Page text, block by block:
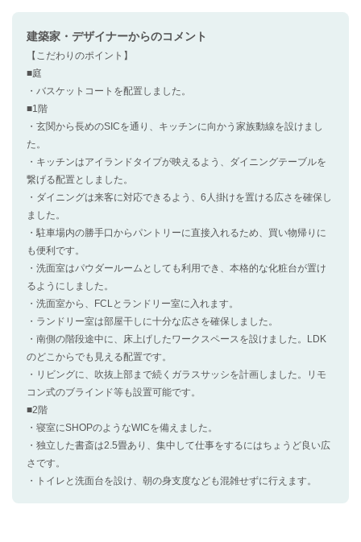
建築家・デザイナーからのコメント
【こだわりのポイント】
■庭
・バスケットコートを配置しました。
■1階
・玄関から長めのSICを通り、キッチンに向かう家族動線を設けまし
た。
・キッチンはアイランドタイプが映えるよう、ダイニングテーブルを
繋げる配置としました。
・ダイニングは来客に対応できるよう、6人掛けを置ける広さを確保し
ました。
・駐車場内の勝手口からパントリーに直接入れるため、買い物帰りに
も便利です。
・洗面室はパウダールームとしても利用でき、本格的な化粧台が置け
るようにしました。
・洗面室から、FCLとランドリー室に入れます。
・ランドリー室は部屋干しに十分な広さを確保しました。
・南側の階段途中に、床上げしたワークスペースを設けました。LDK
のどこからでも見える配置です。
・リビングに、吹抜上部まで続くガラスサッシを計画しました。リモ
コン式のブラインド等も設置可能です。
■2階
・寝室にSHOPのようなWICを備えました。
・独立した書斎は2.5畳あり、集中して仕事をするにはちょうど良い広
さです。
・トイレと洗面台を設け、朝の身支度なども混雑せずに行えます。